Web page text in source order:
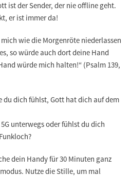
ist der Sender, der nie offline geht.
er ist immer da!
wie die Morgenröte niederlassen
so würde auch dort deine Hand
würde mich halten!“ (Psalm 139,
dich fühlst, Gott hat dich auf dem
unterwegs oder fühlst du dich
dein Handy für 30 Minuten ganz
Nutze die Stille, um mal